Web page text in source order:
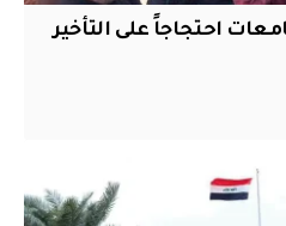
احتجاجاً على التأخير